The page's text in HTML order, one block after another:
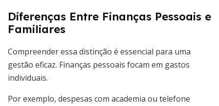
Diferenças Entre Finanças Pessoais e
Familiares
Compreender essa distinção é essencial para uma
gestão eficaz. Finanças pessoais focam em gastos
individuais.
Por exemplo, despesas com academia ou telefone